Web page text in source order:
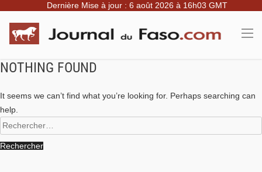
Dernière Mise à jour : 6 août 2026 à 16h03 GMT
NOTHING FOUND
It seems we can’t find what you’re looking for. Perhaps searching can
help.
Rechercher :